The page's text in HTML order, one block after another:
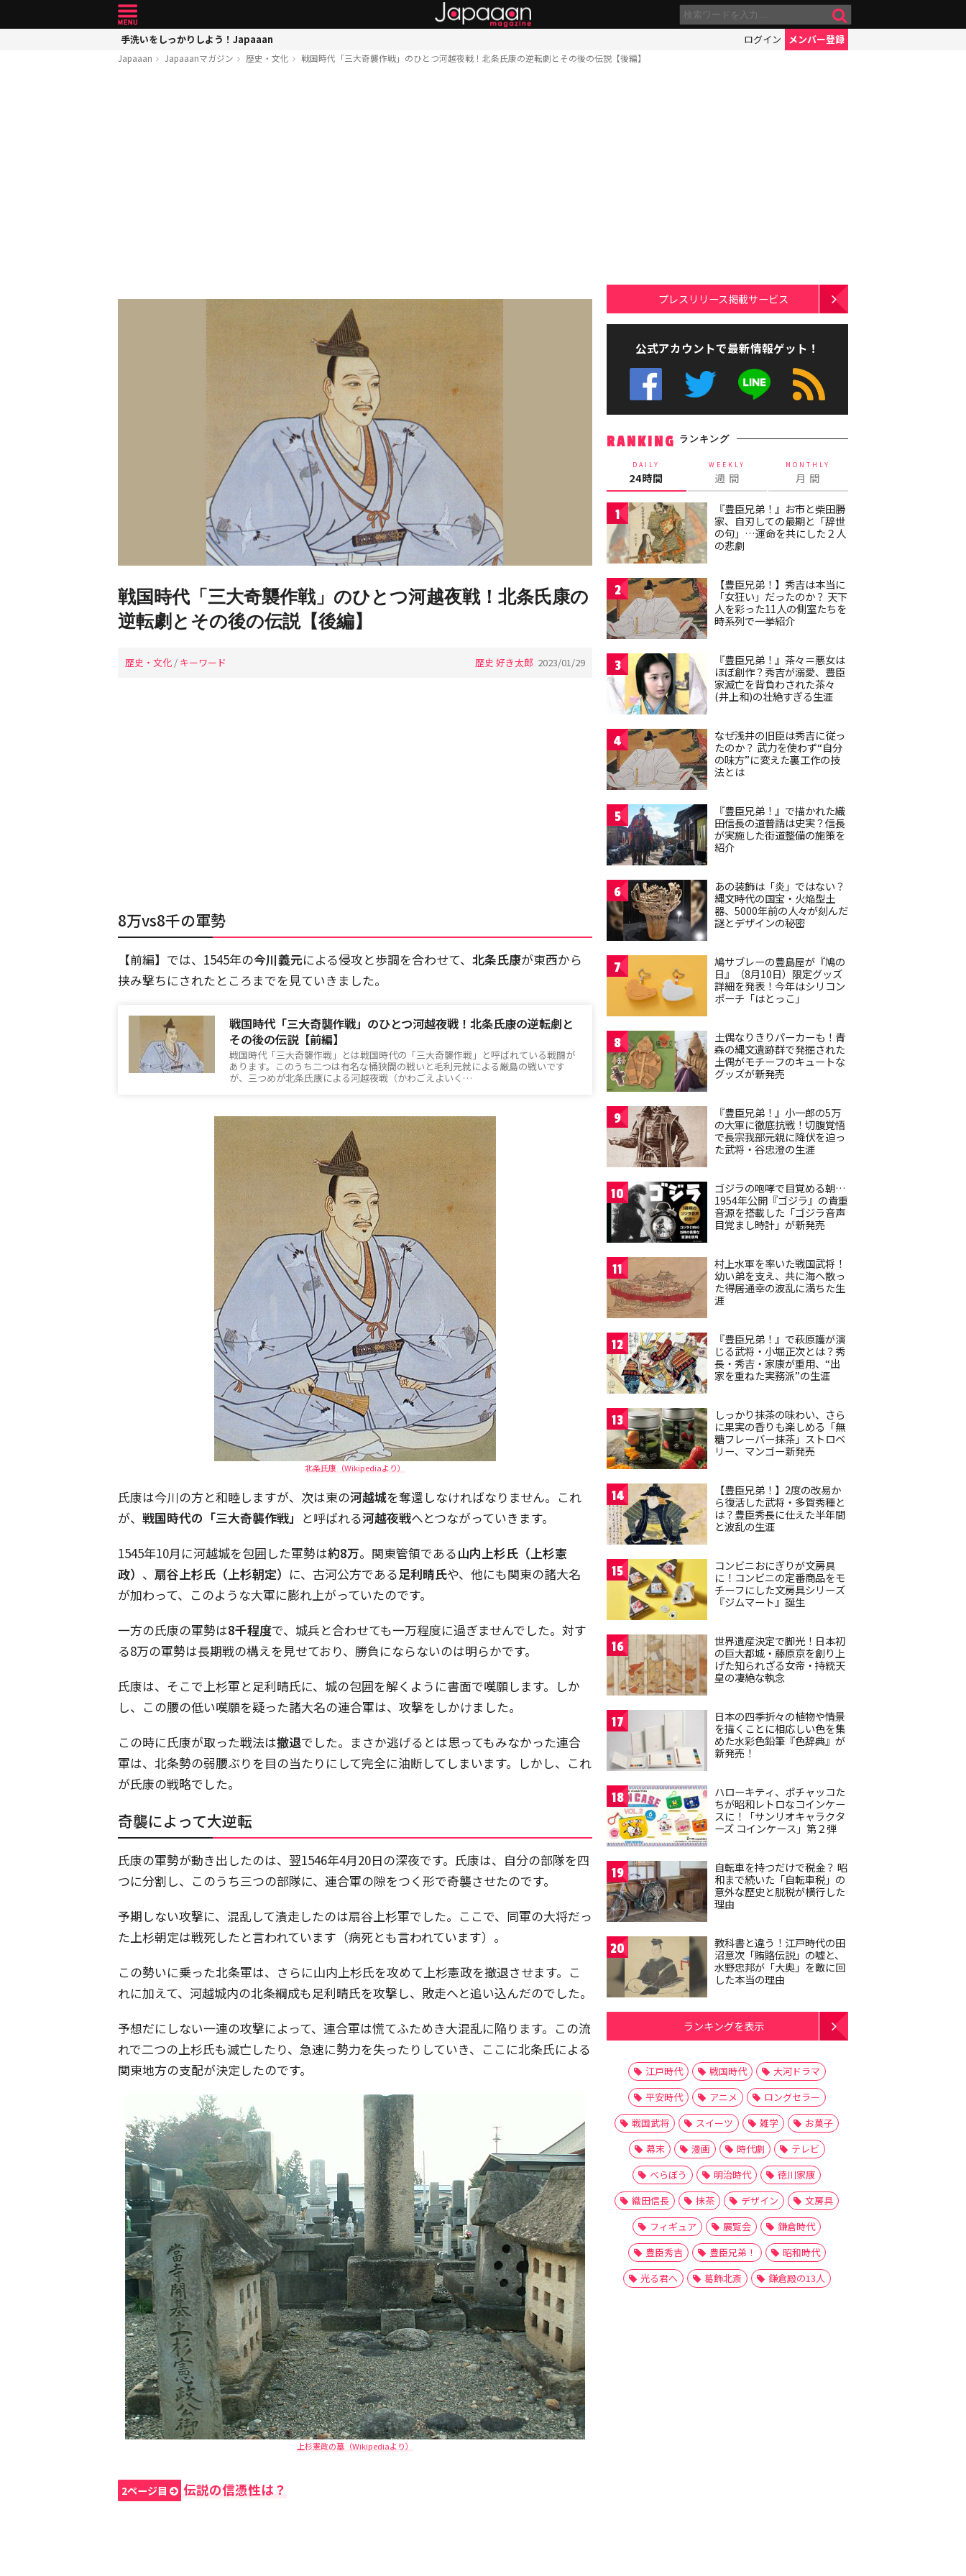
手洗いをしっかりしよう！Japaaan ログイン メンバー登録
Japaaan Japaaanマガジン 歴史・文化 戦国時代「三大奇襲作戦」のひとつ河越夜戦！北条氏康の逆転劇とその後の伝説【後編】
戦国時代「三大奇襲作戦」のひとつ河越夜戦！北条氏康の
逆転劇とその後の伝説【後編】
歴史・文化 / キーワード 歴史 好き太郎 2023/01/29
8万vs8千の軍勢
【前編】では、1545年の今川義元による侵攻と歩調を合わせて、 北条氏康が東西から
挟み撃ちにされたところまでを見ていきました。
戦国時代「三大奇襲作戦」のひとつ河越夜戦！北条氏康の逆転劇と
その後の伝説【前編】
戦国時代「三大奇襲作戦」とは戦国時代の「三大奇襲作戦」と呼ばれている戦闘が
あります。このうち二つは有名な桶狭間の戦いと毛利元就による厳島の戦いです
が、三つめが北条氏康による河越夜戦（かわごえよいく…
北条氏康（Wikipediaより）
氏康は今川の方と和睦しますが、次は東の河越城を奪還しなければなりません。これ
が、 戦国時代の「三大奇襲作戦」 と呼ばれる河越夜戦へとつながっていきます。
1545年10月に河越城を包囲した軍勢は約8万。関東管領である山内上杉氏（上杉憲
政） 、 扇谷上杉氏（上杉朝定） に、古河公方である足利晴氏や、他にも関東の諸大名
が加わって、このような大軍に膨れ上がっていたのです。
一方の氏康の軍勢は8千程度で、城兵と合わせても一万程度に過ぎませんでした。対す
る8万の軍勢は長期戦の構えを見せており、勝負にならないのは明らかです。
氏康は、そこで上杉軍と足利晴氏に、城の包囲を解くように書面で嘆願します。しか
し、この腰の低い嘆願を疑った諸大名の連合軍は、攻撃をしかけました。
この時に氏康が取った戦法は撤退でした。まさか逃げるとは思ってもみなかった連合
軍は、北条勢の弱腰ぶりを目の当たりにして完全に油断してしまいます。しかし、これ
が氏康の戦略でした。
奇襲によって大逆転
氏康の軍勢が動き出したのは、翌1546年4月20日の深夜です。氏康は、自分の部隊を四
つに分割し、このうち三つの部隊に、連合軍の隙をつく形で奇襲させたのです。
予期しない攻撃に、混乱して潰走したのは扇谷上杉軍でした。ここで、同軍の大将だっ
た上杉朝定は戦死したと言われています（病死とも言われています）。
この勢いに乗った北条軍は、さらに山内上杉氏を攻めて上杉憲政を撤退させます。こ
れに加えて、河越城内の北条綱成も足利晴氏を攻撃し、敗走へと追い込んだのでした。
予想だにしない一連の攻撃によって、連合軍は慌てふためき大混乱に陥ります。この流
れで二つの上杉氏も滅亡したり、急速に勢力を失ったりしていき、ここに北条氏による
関東地方の支配が決定したのです。
上杉憲政の墓（Wikipediaより）
2ページ目 伝説の信憑性は？
プレスリリース掲載サービス
公式アカウントで最新情報ゲット！
RANKING ランキング
DAILY
24時間
WEEKLY
週 間
MONTHLY
月 間
1
『豊臣兄弟！』お市と柴田勝
家、自刃しての最期と「辞世
の句」…運命を共にした２人
の悲劇
2
【豊臣兄弟！】秀吉は本当に
「女狂い」だったのか？ 天下
人を彩った11人の側室たちを
時系列で一挙紹介
3
『豊臣兄弟！』茶々＝悪女は
ほぼ創作？秀吉が溺愛、豊臣
家滅亡を背負わされた茶々
(井上和)の壮絶すぎる生涯
4
なぜ浅井の旧臣は秀吉に従っ
たのか？ 武力を使わず“自分
の味方”に変えた裏工作の技
法とは
5
『豊臣兄弟！』で描かれた織
田信長の道普請は史実？信長
が実施した街道整備の施策を
紹介
6
あの装飾は「炎」ではない？
縄文時代の国宝・火焔型土
器、5000年前の人々が刻んだ
謎とデザインの秘密
7
鳩サブレーの豊島屋が『鳩の
日』（8月10日）限定グッズ
詳細を発表！今年はシリコン
ポーチ「はとっこ」
8
土偶なりきりパーカーも！青
森の縄文遺跡群で発掘された
土偶がモチーフのキュートな
グッズが新発売
9
『豊臣兄弟！』小一郎の5万
の大軍に徹底抗戦！切腹覚悟
で長宗我部元親に降伏を迫っ
た武将・谷忠澄の生涯
10
ゴジラの咆哮で目覚める朝…
1954年公開『ゴジラ』の貴重
音源を搭載した「ゴジラ音声
目覚まし時計」が新発売
11
村上水軍を率いた戦国武将！
幼い弟を支え、共に海へ散っ
た得居通幸の波乱に満ちた生
涯
12
『豊臣兄弟！』で萩原護が演
じる武将・小堀正次とは？秀
長・秀吉・家康が重用、“出
家を重ねた実務派”の生涯
13
しっかり抹茶の味わい、さら
に果実の香りも楽しめる「無
糖フレーバー抹茶」ストロベ
リー、マンゴー新発売
14
【豊臣兄弟！】2度の改易か
ら復活した武将・多賀秀種と
は？豊臣秀長に仕えた半年間
と波乱の生涯
15
コンビニおにぎりが文房具
に！コンビニの定番商品をモ
チーフにした文房具シリーズ
『ジムマート』誕生
16
世界遺産決定で脚光！日本初
の巨大都城・藤原京を創り上
げた知られざる女帝・持統天
皇の凄絶な執念
17
日本の四季折々の植物や情景
を描くことに相応しい色を集
めた水彩色鉛筆『色辞典』が
新発売！
18
ハローキティ、ポチャッコた
ちが昭和レトロなコインケー
スに！「サンリオキャラクタ
ーズ コインケース」第２弾
19
自転車を持つだけで税金？ 昭
和まで続いた「自転車税」の
意外な歴史と脱税が横行した
理由
20
教科書と違う！江戸時代の田
沼意次「賄賂伝説」の嘘と、
水野忠邦が「大奥」を敵に回
した本当の理由
ランキングを表示
江戸時代 戦国時代
大河ドラマ
平安時代
アニメ
ロングセラー
戦国武将
スイーツ 雑学
お菓子
幕末
漫画 時代劇
テレビ
べらぼう
明治時代
徳川家康
織田信長
抹茶 デザイン
文房具
フィギュア
展覧会
鎌倉時代
豊臣秀吉
豊臣兄弟！
昭和時代
光る君へ
葛飾北斎 鎌倉殿の13人